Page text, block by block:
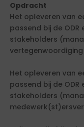
Opdracht
Het opleveren van
passend bij de
stakeholders
Het opleveren van
passend bij de
stakeholders